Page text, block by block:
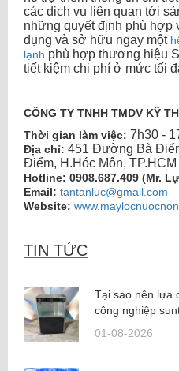
các dịch vụ liên quan tới
những quyết định phù hợp
dụng và sở hữu ngay một
lạnh phù hợp thương hiệu
tiết kiệm chi phí ở mức tối
CÔNG TY TNHH TMDV KỸ
Thời gian làm việc: 7h30 -
Địa chỉ: 451 Đường Bà
Điểm, H.Hóc Môn, TP.HCM
Hotline: 0908.687.409 (Mr.
Email: tantanluc@gmail.com
Website:
TIN TỨC
Tại sao nên lựa
công nghiệp
01-08-2026